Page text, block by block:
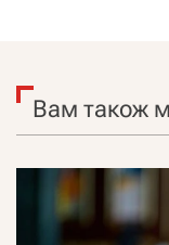
Вам також